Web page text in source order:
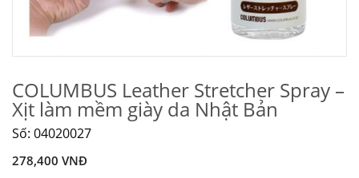
COLUMBUS Leather Stretcher Spray –
Xịt làm mềm giày da Nhật Bản
Số: 04020027
278,400 VNĐ